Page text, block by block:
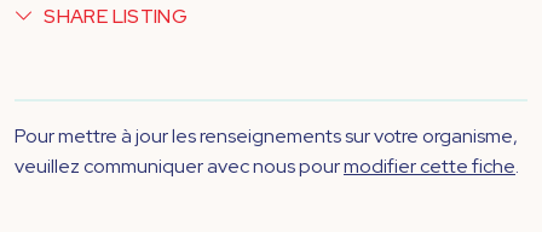
SHARE LISTING
Pour mettre à jour les renseignements sur votre organisme,
veuillez communiquer avec nous pourmodifier cette fiche.